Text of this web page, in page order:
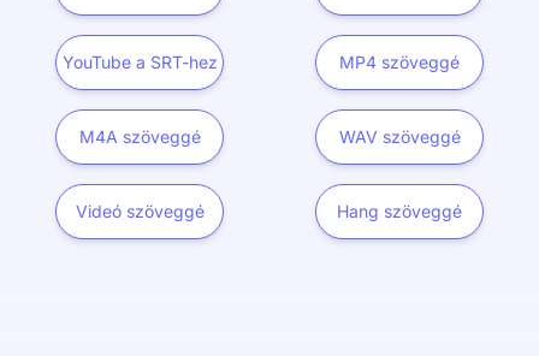
YouTube a SRT-hez MP4 szöveggé
M4A szöveggé WAV szöveggé
Videó szöveggé Hang szöveggé